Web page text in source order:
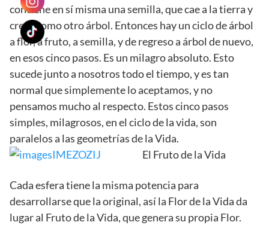
contiene en sí misma una semilla, que cae a la tierra y
crece como otro árbol. Entonces hay un ciclo de árbol
a flor, a fruto, a semilla, y de regreso a árbol de nuevo,
en esos cinco pasos. Es un milagro absoluto. Esto
sucede junto a nosotros todo el tiempo, y es tan
normal que simplemente lo aceptamos, y no
pensamos mucho al respecto. Estos cinco pasos
simples, milagrosos, en el ciclo de la vida, son
paralelos a las geometrías de la Vida.
El Fruto de la Vida
Cada esfera tiene la misma potencia para
desarrollarse que la original, así la Flor de la Vida da
lugar al Fruto de la Vida, que genera su propia Flor.